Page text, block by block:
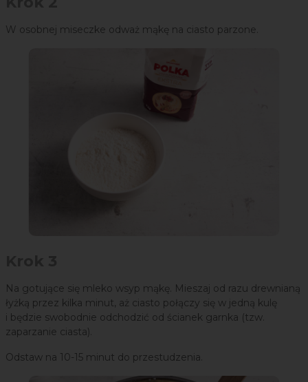
W osobnej miseczke odważ mąkę na ciasto parzone.
Na gotujące się mleko wsyp mąkę. Mieszaj od razu drewnianą
łyżką przez kilka minut, aż ciasto połączy się w jedną kulę
i będzie swobodnie odchodzić od ścianek garnka (tzw.
zaparzanie ciasta).
Odstaw na 10-15 minut do przestudzenia.